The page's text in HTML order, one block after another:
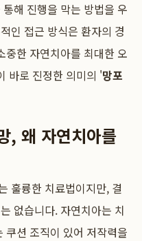
해 진행을 막는 방법을 우
인 접근 방식은 환자의 경
중한 자연치아를 최대한 오
바로 진정한 의미의 '망포
, 왜 자연치아를
훌륭한 치료법이지만, 결
없습니다. 자연치아는 치
션 조직이 있어 저작력을